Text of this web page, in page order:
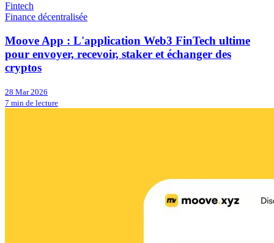
Fintech
Finance décentralisée
Moove App : L'application Web3 FinTech ultime
pour envoyer, recevoir, staker et échanger des
cryptos
28 Mar 2026
7 min de lecture